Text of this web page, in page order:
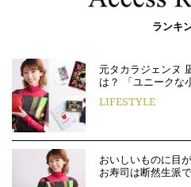
ランキ
元タカラジェンヌ
は？ 「ユニークな
LIFESTYLE
おいしいものに目
お寿司は断然生派